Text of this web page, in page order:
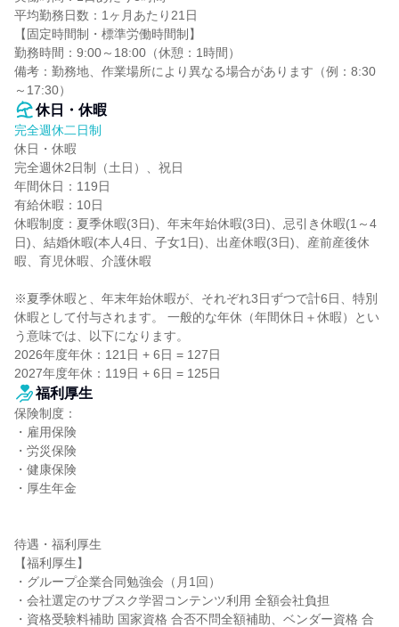
平均勤務日数：1ヶ月あたり21日
【固定時間制・標準労働時間制】
勤務時間：9:00～18:00（休憩：1時間）
備考：勤務地、作業場所により異なる場合があります（例：8:30
～17:30）
休日・休暇
完全週休二日制
休日・休暇
完全週休2日制（土日）、祝日
年間休日：119日
有給休暇：10日
休暇制度：夏季休暇(3日)、年末年始休暇(3日)、忌引き休暇(1～4
日)、結婚休暇(本人4日、子女1日)、出産休暇(3日)、産前産後休
暇、育児休暇、介護休暇
※夏季休暇と、年末年始休暇が、それぞれ3日ずつで計6日、特別
休暇として付与されます。 一般的な年休（年間休日＋休暇）とい
う意味では、以下になります。
2026年度年休：121日 + 6日 = 127日
2027年度年休：119日 + 6日 = 125日
福利厚生
保険制度：
・雇用保険
・労災保険
・健康保険
・厚生年金
待遇・福利厚生
【福利厚生】
・グループ企業合同勉強会（月1回）
・会社選定のサブスク学習コンテンツ利用 全額会社負担
・資格受験料補助 国家資格 合否不問全額補助、ベンダー資格 合